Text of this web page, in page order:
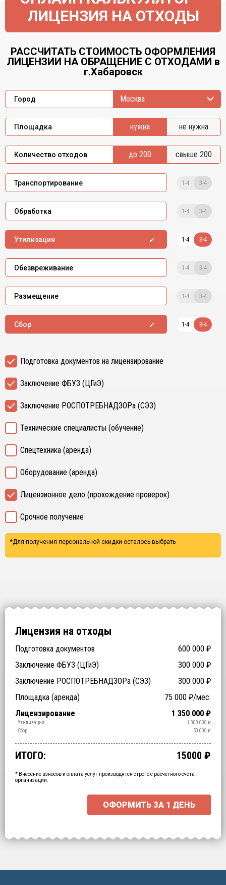
ЛИЦЕНЗИЯ НА ОТХОДЫ
РАССЧИТАТЬ СТОИМОСТЬ ОФОРМЛЕНИЯ
ЛИЦЕНЗИИ НА ОБРАЩЕНИЕ С ОТХОДАМИ в
г.Хабаровск
Город Москва
Площадка нужна не нужна
Количество отходов до 200 свыше 200
Транспортирование 1-4 3-4
Обработка 1-4 3-4
Утилизация 1-4 3-4
Обезвреживание 1-4 3-4
Размещение 1-4 3-4
Сбор 1-4 3-4
Подготовка документов на лицензирование
Заключение ФБУЗ (ЦГиЭ)
Заключение РОСПОТРЕБНАДЗОРа (СЭЗ)
Технические специалисты (обучение)
Спецтехника (аренда)
Оборудование (аренда)
Лицензионное дело (прохождение проверок)
Срочное получение
*Для получения персональной скидки осталось выбрать
Лицензия на отходы
Подготовка документов 600 000 ₽
Заключение ФБУЗ (ЦГиЭ)
300 000 ₽
Заключение РОСПОТРЕБНАДЗОРа (СЭЗ)
300 000 ₽
Технические специалисты (обучение)
₽
Отходы > 200 ₽
Спецтехника (аренда) ₽
Оборудование (аренда) ₽
Площадка (аренда) 75 000 ₽/мес.
Срочное получение
₽
1-4 классы отходов ₽
Лицензирование 1 350 000 ₽
Транспортирование ₽
Обработка ₽
Утилизация 1 300 000 ₽
Обезвреживание
₽
Размещение ₽
Сбор 50 000 ₽
Промежуточный итог: 15000 ₽
Ваша персональна скидка
-15000
ИТОГО: 15000 ₽
* Внесение взносов и оплата услуг производятся строго с расчетного счета
организации.
ОФОРМИТЬ ЗА 1 ДЕНЬ
для начала расчёта.